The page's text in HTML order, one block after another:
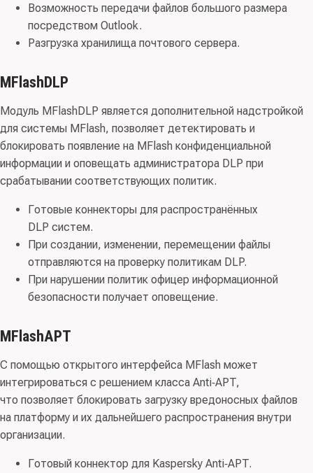
Возможность передачи файлов большого размера
посредством Outlook.
Разгрузка хранилища почтового сервера.
MFlashDLP
Модуль MFlashDLP является дополнительной надстройкой
для системы MFlash, позволяет детектировать и
блокировать появление на MFlash конфиденциальной
информации и оповещать администратора DLP при
срабатывании соответствующих политик.
Готовые коннекторы для распространённых
DLP систем.
При создании, изменении, перемещении файлы
отправляются на проверку политикам DLP.
При нарушении политик офицер информационной
безопасности получает оповещение.
MFlashAPT
С помощью открытого интерфейса MFlash может
интегрироваться с решением класса Anti‑APT,
что позволяет блокировать загрузку вредоносных файлов
на платформу и их дальнейшего распространения внутри
организации.
Готовый коннектор для Kaspersky Anti‑APT.